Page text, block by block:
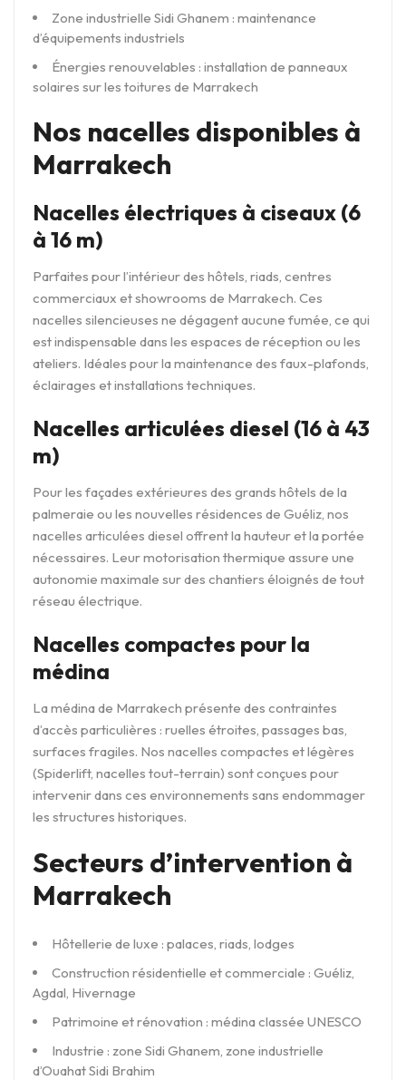
Zone industrielle Sidi Ghanem : maintenance
d’équipements industriels
Énergies renouvelables : installation de panneaux
solaires sur les toitures de Marrakech
Nos nacelles disponibles à
Marrakech
Nacelles électriques à ciseaux (6
à 16 m)
Parfaites pour l’intérieur des hôtels, riads, centres
commerciaux et showrooms de Marrakech. Ces
nacelles silencieuses ne dégagent aucune fumée, ce qui
est indispensable dans les espaces de réception ou les
ateliers. Idéales pour la maintenance des faux-plafonds,
éclairages et installations techniques.
Nacelles articulées diesel (16 à 43
m)
Pour les façades extérieures des grands hôtels de la
palmeraie ou les nouvelles résidences de Guéliz, nos
nacelles articulées diesel offrent la hauteur et la portée
nécessaires. Leur motorisation thermique assure une
autonomie maximale sur des chantiers éloignés de tout
réseau électrique.
Nacelles compactes pour la
médina
La médina de Marrakech présente des contraintes
d’accès particulières : ruelles étroites, passages bas,
surfaces fragiles. Nos nacelles compactes et légères
(Spiderlift, nacelles tout-terrain) sont conçues pour
intervenir dans ces environnements sans endommager
les structures historiques.
Secteurs d’intervention à
Marrakech
Hôtellerie de luxe : palaces, riads, lodges
Construction résidentielle et commerciale : Guéliz,
Agdal, Hivernage
Patrimoine et rénovation : médina classée UNESCO
Industrie : zone Sidi Ghanem, zone industrielle
d’Ouahat Sidi Brahim